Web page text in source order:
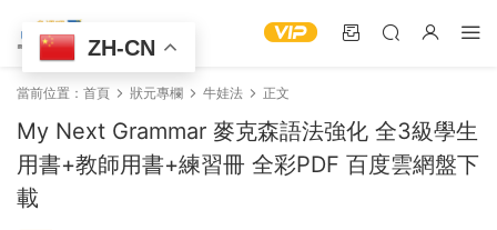
當前位置： 首頁 狀元專欄 牛娃法 正文
My Next Grammar 麥克森語法強化 全3級學生
用書+教師用書+練習冊 全彩PDF 百度雲網盤下
載
ZH-CN